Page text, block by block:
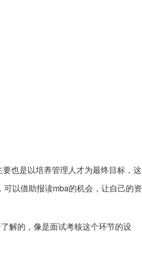
也是以培养管理人才为最终目标，这
可以借助报读mba的机会，让自己的资
解的，像是面试考核这个环节的设